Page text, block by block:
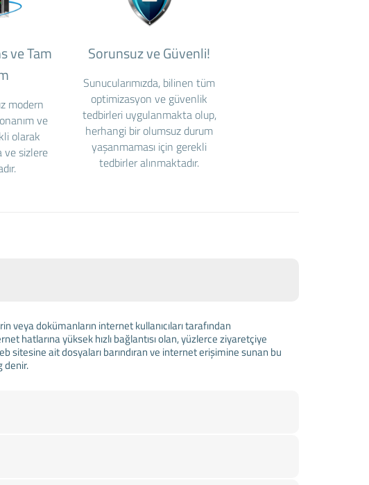
ve Tam
modern
ve
olarak
sizlere
Sorunsuz ve Güvenli!
Sunucularımızda, bilinen tüm
optimizasyon ve güvenlik
tedbirleri uygulanmakta olup,
herhangi bir olumsuz durum
yaşanmaması için gerekli
tedbirler alınmaktadır.
veya dokümanların internet kullanıcıları tarafından
hatlarına yüksek hızlı bağlantısı olan, yüzlerce ziyaretçiye
sitesine ait dosyaları barındıran ve internet erişimine sunan bu
denir.